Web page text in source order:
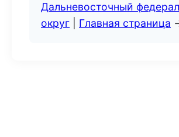
Дальневосточный
округ
Главная страница